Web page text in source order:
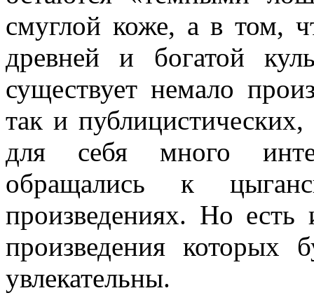
смуглой коже, а в том,
древней и богатой
существует немало
так и
для себя много
обращались к
произведениях. Но есть
произведения которых
увлекательны.